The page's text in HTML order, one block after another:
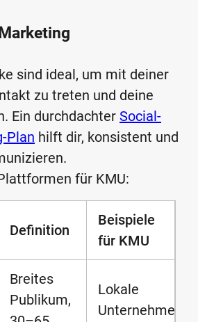
sind ideal, um mit deiner
zu treten und deine
Ein durchdachter Social-
Plan hilft dir, konsistent und
für KMU:
Definition
Beispiele
für KMU
Breites
Publikum,
Lokale
Unternehmen,